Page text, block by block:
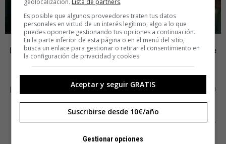
Es uno de los grandes aciertos de una serie feminista que
hace bandera de los derechos LGBTI+ y denuncia la
masculinidad tóxica: eludir los discursos impostados y el
postureo y crear tramas tan modernas como realistas, con
todo lo que eso conlleva.
El personaje de Jules (y la actriz que lo interpreta, Hunter
Schafer) es trans, pero su condición no se convierte en el
Es posible que algunos proveedores traten tus datos
personales en virtud de un interés legítimo, algo a lo que
puedes oponerte gestionando tus opciones a continuación.
En la parte inferior de esta página o en el menú del sitio,
busca un enlace para gestionar o retirar el consentimiento en
la configuración de privacidad y cookies.
Aceptar y seguir GRATIS
Suscribirse desde 10€/año
Gestionar opciones